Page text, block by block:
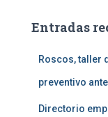
Entradas
Roscos, taller
preventivo
Directorio